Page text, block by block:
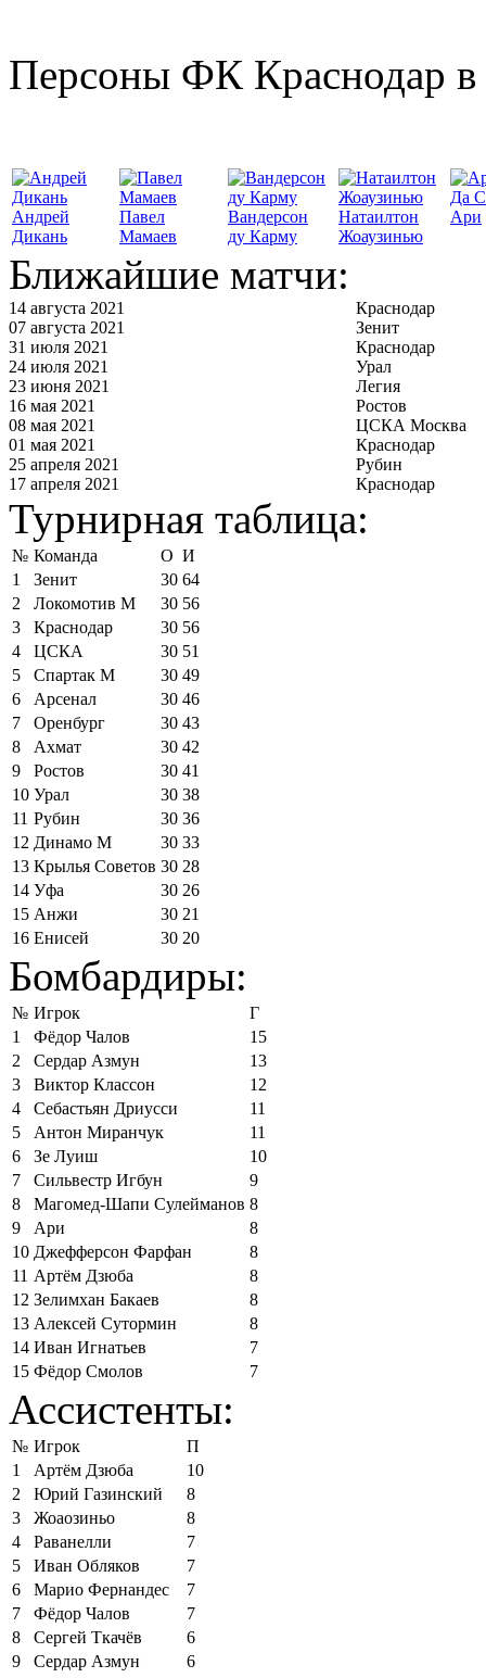
Персоны ФК Краснодар в
Андрей
Дикань
Павел
Мамаев
Вандерсон
ду Карму
Натаилтон
Жоаузинью
Да
Ари
Ближайшие матчи:
14 августа 2021
Краснодар
07 августа 2021
Зенит
31 июля 2021
Краснодар
24 июля 2021
Урал
23 июня 2021
Легия
16 мая 2021
Ростов
08 мая 2021
ЦСКА Москва
01 мая 2021
Краснодар
25 апреля 2021
Рубин
17 апреля 2021
Краснодар
Турнирная таблица:
№ Команда О И
1
Зенит 30 64
2
Локомотив М 30 56
3
Краснодар 30 56
4
ЦСКА 30 51
5
Спартак М 30 49
6
Арсенал 30 46
7
Оренбург 30 43
8
Ахмат 30 42
9
Ростов 30 41
10 Урал 30 38
11 Рубин 30 36
12 Динамо М 30 33
13 Крылья Советов 30 28
14 Уфа 30 26
15 Анжи 30 21
16 Енисей 30 20
Бомбардиры:
№ Игрок
Г
1
Фёдор Чалов
15
2
Сердар Азмун
13
3
Виктор Классон
12
4
Себастьян Дриусси
11
5
Антон Миранчук
11
6
Зе Луиш
10
7
Сильвестр Игбун
9
8
Магомед-Шапи Сулейманов 8
9
Ари
8
10 Джефферсон Фарфан
8
11 Артём Дзюба
8
12 Зелимхан Бакаев
8
13 Алексей Сутормин
8
14 Иван Игнатьев
7
15 Фёдор Смолов 7
Ассистенты:
№ Игрок
П
1
Артём Дзюба
10
2
Юрий Газинский
8
3
Жоаозиньо
8
4
Раванелли
7
5
Иван Обляков
7
6
Марио Фернандес
7
7
Фёдор Чалов
7
8
Сергей Ткачёв
6
9
Сердар Азмун
6